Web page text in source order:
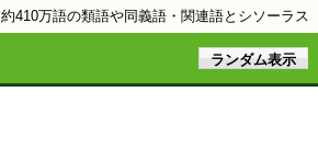
約410万語の類語や同義語・関連語とシソーラス